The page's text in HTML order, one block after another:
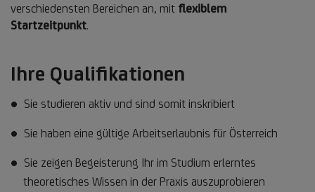
verschiedensten Bereichen an, mit flexiblem
Startzeitpunkt.
Ihre Qualifikationen
Sie studieren aktiv und sind somit inskribiert
Sie haben eine gültige Arbeitserlaubnis für Österreich
Sie zeigen Begeisterung Ihr im Studium erlerntes
theoretisches Wissen in der Praxis auszuprobieren